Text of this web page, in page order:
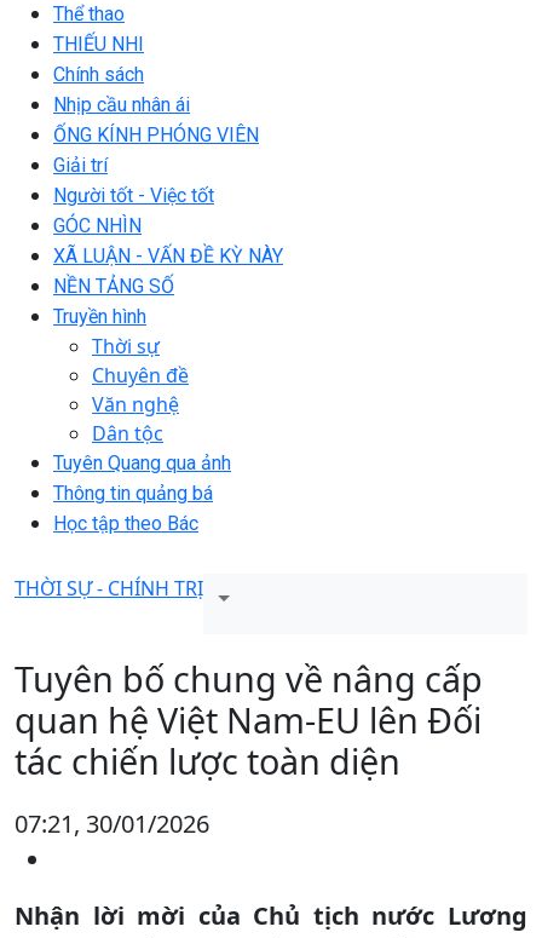
Thể thao
THIẾU NHI
Chính sách
Nhịp cầu nhân ái
ỐNG KÍNH PHÓNG VIÊN
Giải trí
Người tốt - Việc tốt
GÓC NHÌN
XÃ LUẬN - VẤN ĐỀ KỲ NÀY
NỀN TẢNG SỐ
Truyền hình
Thời sự
Chuyên đề
Văn nghệ
Dân tộc
Tuyên Quang qua ảnh
Thông tin quảng bá
Học tập theo Bác
THỜI SỰ - CHÍNH TRỊ
Tuyên bố chung về nâng cấp
quan hệ Việt Nam-EU lên Đối
tác chiến lược toàn diện
07:21, 30/01/2026
Nhận lời mời của Chủ tịch nước Lương